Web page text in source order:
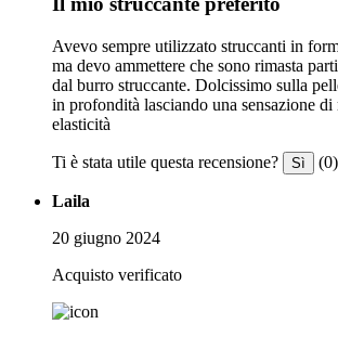
Avevo sempre utilizzato struccanti in
ma devo ammettere che sono rimasta
dal burro struccante. Dolcissimo sulla
in profondità lasciando una sensazione di
elasticità
Ti è stata utile questa recensione? Sì (0)
Laila
20 giugno 2024
Acquisto verificato